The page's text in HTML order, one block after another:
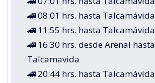
🚄 08:01 hrs. hasta Talcamávida
🚄 11:55 hrs. hasta Talcamávida
🚄 16:30 hrs. desde Arenal hasta
Talcamavida
🚄 20:44 hrs. hasta Talcamávida